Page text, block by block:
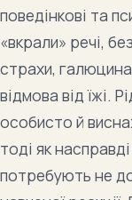
поведінкові та
«вкрали» речі,
страхи,
відмова від їжі.
особисто й
тоді як
потребують не